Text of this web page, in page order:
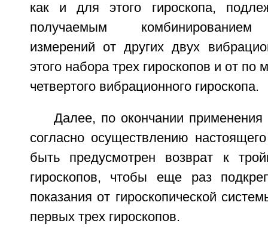
как и для этого гироскопа,
получаемым комбинированием
измерений от других двух
этого набора трех гироскопов и от
четвертого вибрационного гироскопа.
Далее, по окончании применения
согласно осуществлению
быть предусмотрен возврат к
гироскопов, чтобы еще раз
показания от гироскопической
первых трех гироскопов.